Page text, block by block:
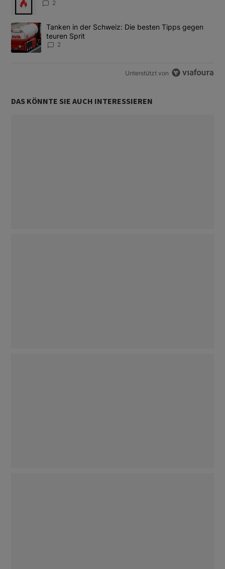
2
Ein Trendartikel mit dem Titel "Tanken in der Schweiz: Die
Tanken in der Schweiz: Die besten Tipps gegen
teuren Sprit
2
Unterstützt von
DAS KÖNNTE SIE AUCH INTERESSIEREN